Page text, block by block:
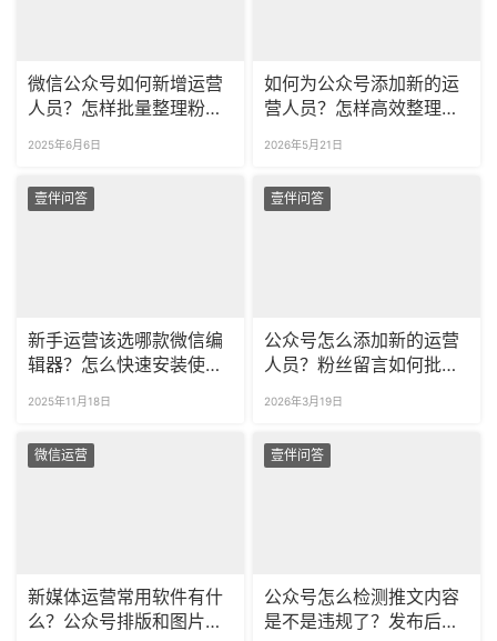
微信公众号如何新增运营
人员？怎样批量整理粉丝
2025年6月6日
如何为公众号添加新的运
营人员？怎样高效整理粉
2026年5月21日
壹伴问答
新手运营该选哪款微信编
辑器？怎么快速安装使
2025年11月18日
壹伴问答
公众号怎么添加新的运营
人员？粉丝留言如何批量
2026年3月19日
微信运营
新媒体运营常用软件有什
么？公众号排版和图片制
壹伴问答
公众号怎么检测推文内容
是不是违规了？发布后的